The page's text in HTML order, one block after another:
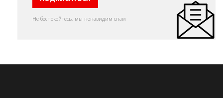
Не беспокойтесь, мы ненавидим спам